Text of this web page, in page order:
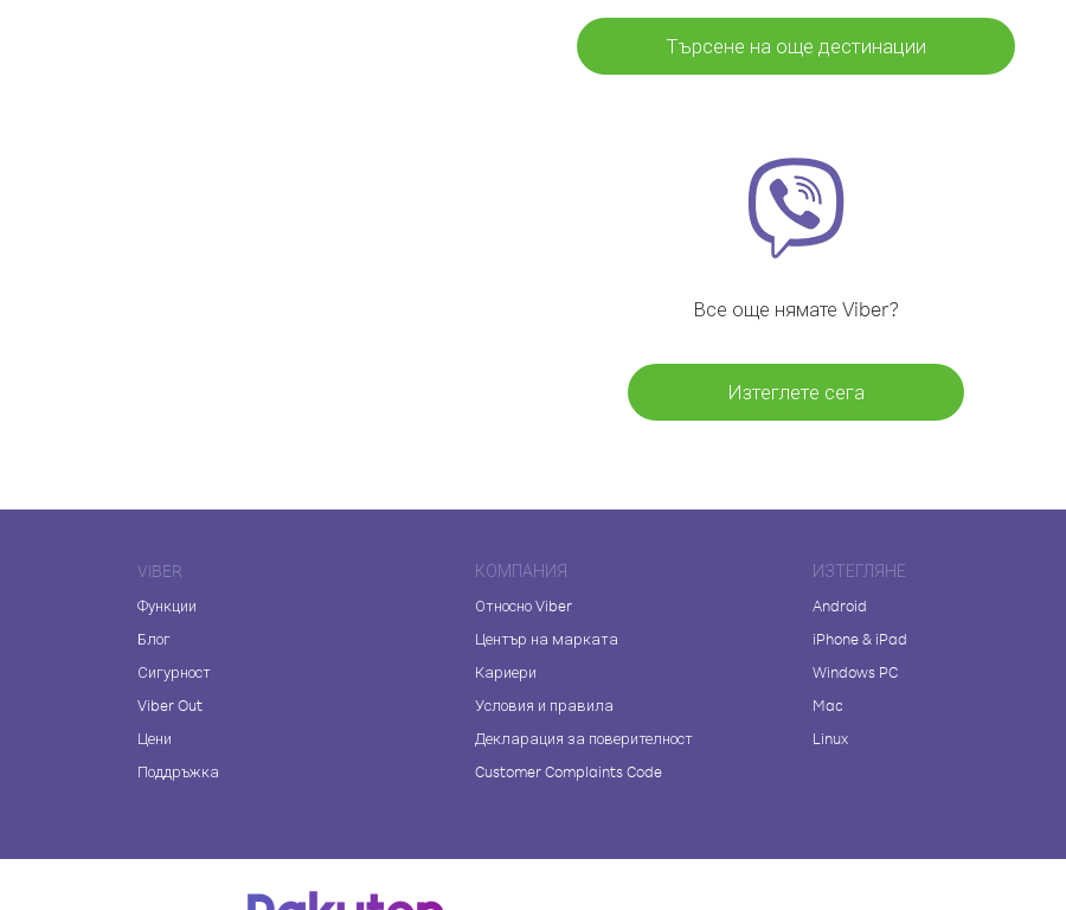
Търсене на още дестинации
Все още нямате Viber?
Изтеглете сега
VIBER
Функции
Блог
Сигурност
Viber Out
Цени
Поддръжка
КОМПАНИЯ
Относно Viber
Център на марката
Кариери
Условия и правила
Декларация за поверителност
Customer Complaints Code
ИЗТЕГЛЯНЕ
Android
iPhone & iPad
Windows PC
Mac
Linux